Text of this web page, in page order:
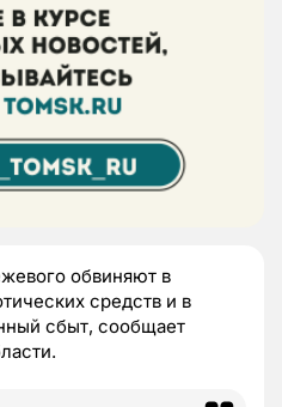
обвиняют в
средств и в
сбыт, сообщает